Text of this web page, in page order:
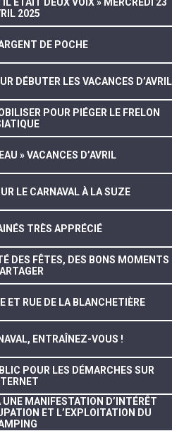
IL ÉTAIT DEUX VOIX » MERCREDI 23
2025
DE POCHE
DÉBUTER LES VACANCES D’AVRIL
POUR PIÉGER LE FRELON
» VACANCES D’AVRIL
LE CARNAVAL À LA SUZE
TRÈS APPRÉCIÉ
DES FÊTES, DES BONS MOMENTS
ET RUE DE LA BLANCHETIÈRE
ENTRAÎNEZ-VOUS !
POUR LES DÉMARCHES SUR
MANIFESTATION D’INTÉRÊT
ET L’EXPLOITATION DU